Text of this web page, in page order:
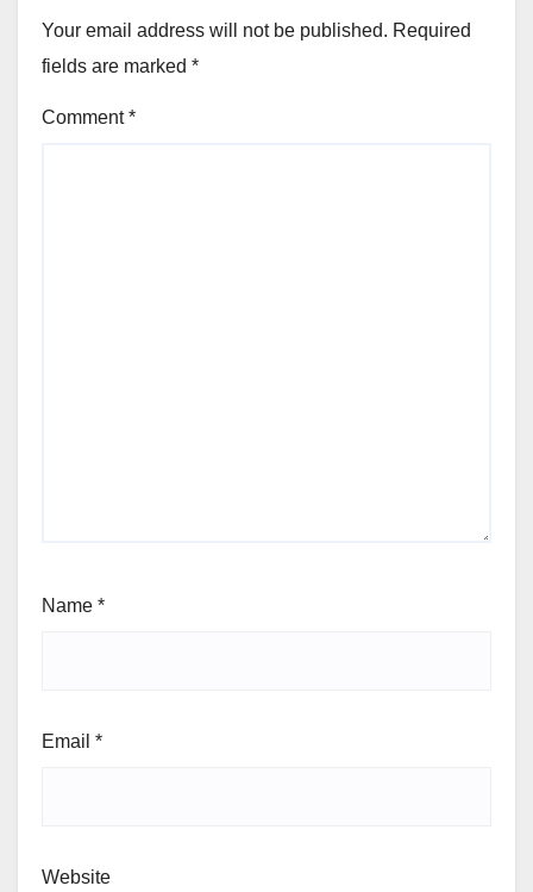
Your email address will not be published. Required
fields are marked *
Comment*
Name *
Email *
Website